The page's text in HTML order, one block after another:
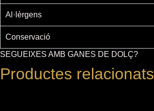
Al·lèrgens
Conservació
SEGUEIXES AMB GANES DE DOLÇ?
Productes relacionats